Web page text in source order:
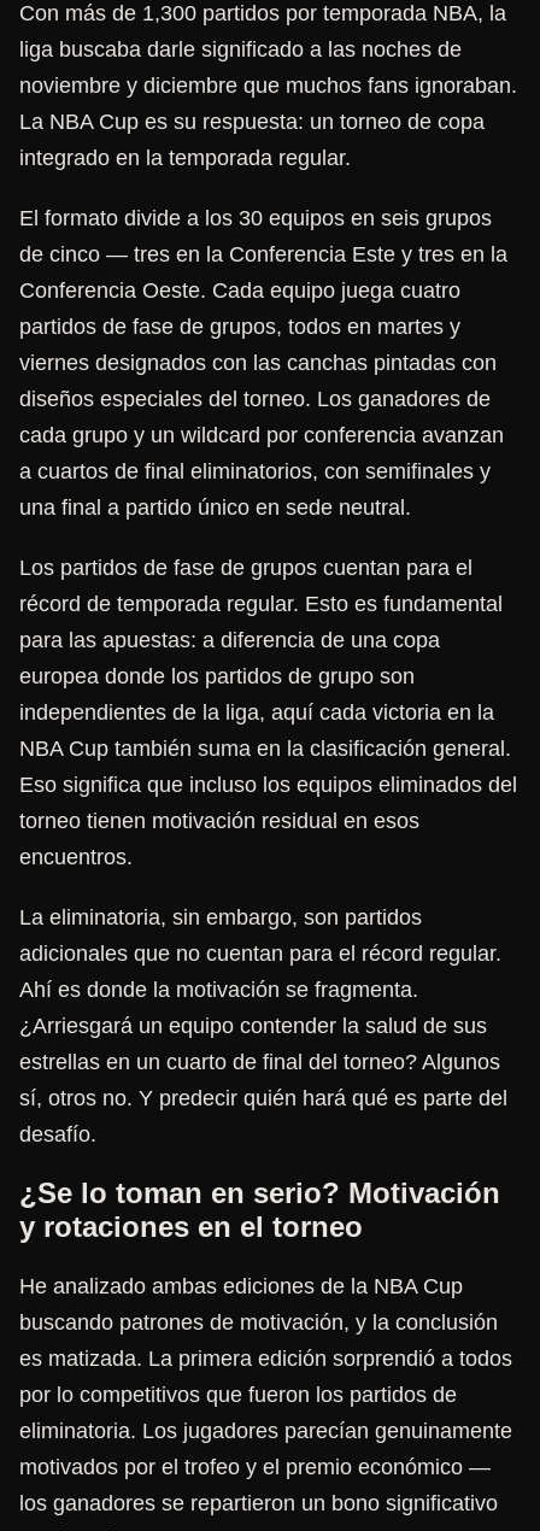
Con más de 1,300 partidos por temporada NBA, la
liga buscaba darle significado a las noches de
noviembre y diciembre que muchos fans ignoraban.
La NBA Cup es su respuesta: un torneo de copa
integrado en la temporada regular.
El formato divide a los 30 equipos en seis grupos
de cinco — tres en la Conferencia Este y tres en la
Conferencia Oeste. Cada equipo juega cuatro
partidos de fase de grupos, todos en martes y
viernes designados con las canchas pintadas con
diseños especiales del torneo. Los ganadores de
cada grupo y un wildcard por conferencia avanzan
a cuartos de final eliminatorios, con semifinales y
una final a partido único en sede neutral.
Los partidos de fase de grupos cuentan para el
récord de temporada regular. Esto es fundamental
para las apuestas: a diferencia de una copa
europea donde los partidos de grupo son
independientes de la liga, aquí cada victoria en la
NBA Cup también suma en la clasificación general.
Eso significa que incluso los equipos eliminados del
torneo tienen motivación residual en esos
encuentros.
La eliminatoria, sin embargo, son partidos
adicionales que no cuentan para el récord regular.
Ahí es donde la motivación se fragmenta.
¿Arriesgará un equipo contender la salud de sus
estrellas en un cuarto de final del torneo? Algunos
sí, otros no. Y predecir quién hará qué es parte del
desafío.
¿Se lo toman en serio? Motivación
y rotaciones en el torneo
He analizado ambas ediciones de la NBA Cup
buscando patrones de motivación, y la conclusión
es matizada. La primera edición sorprendió a todos
por lo competitivos que fueron los partidos de
eliminatoria. Los jugadores parecían genuinamente
motivados por el trofeo y el premio económico —
los ganadores se repartieron un bono significativo